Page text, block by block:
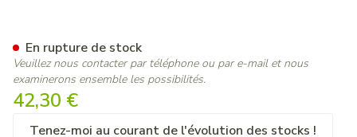
42,30 €
Tenez-moi au courant de l'évolution des stocks !
En rupture de stock
Veuillez nous contacter par téléphone ou par e-mail et nous
examinerons ensemble les possibilités.